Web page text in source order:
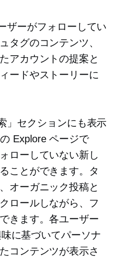
ザーがフォローしてい
タグのコンテンツ、
アカウントの提案と
ードやストーリーに
」セクションにも表示
Explore ページで
ローしていない新し
ことができます。タ
オーガニック投稿と
ロールしながら、フ
きます。各ユーザー
に基づいてパーソナ
コンテンツが表示さ